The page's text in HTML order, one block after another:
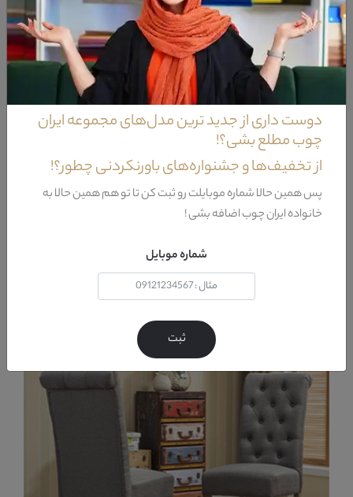
کلاسیک
مدرن
فیلتر براساس مواد اولیه
چوب
ام دی اف
ملامینه
سایر
دوست داری از جدید ترین مدل‌های مجموعه ایران
چوب مطلع بشی؟!
از تخفیف‌ها و جشنواره‌های باورنکردنی چطور؟!
پس همین حالا شماره موبایلت رو ثبت کن تا تو هم همین حالا به
خانواده ایران چوب اضافه بشی !
شماره موبایل
ثبت